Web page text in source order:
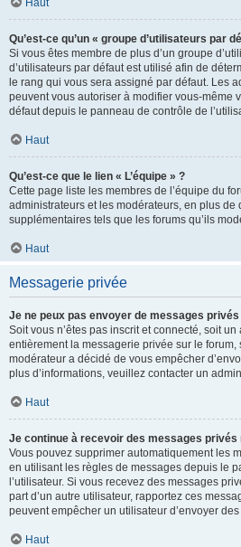
Haut
Qu’est-ce qu’un « groupe d’utilisateurs par
Si vous êtes membre de plus d’un groupe
d’utilisateurs par défaut est utilisé afin de
le rang qui vous sera assigné par défaut. Les
peuvent vous autoriser à modifier vous-même
défaut depuis le panneau de contrôle de
Haut
Qu’est-ce que le lien « L’équipe » ?
Cette page liste les membres de l’équipe du
administrateurs et les modérateurs, en plus de
supplémentaires tels que les forums qu’ils
Haut
Messagerie privée
Je ne peux pas envoyer de messages privés
Soit vous n’êtes pas inscrit et connecté, soit
entièrement la messagerie privée sur le forum,
modérateur a décidé de vous empêcher
plus d’informations, veuillez contacter un
Haut
Je continue à recevoir des messages privés
Vous pouvez supprimer automatiquement les
en utilisant les règles de messages depuis le
l’utilisateur. Si vous recevez des messages
part d’un autre utilisateur, rapportez ces
peuvent empêcher un utilisateur d’envoyer
Haut